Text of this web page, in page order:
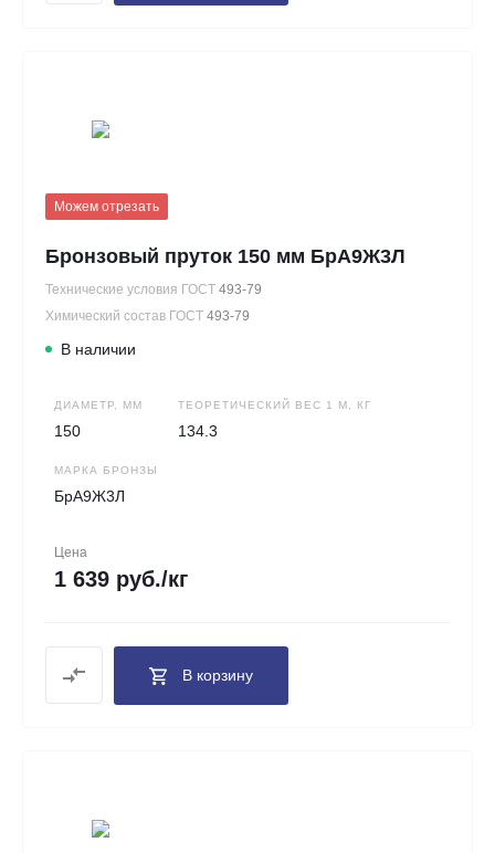
Можем отрезать
Бронзовый пруток 150 мм БрА9Ж3Л
Технические условия ГОСТ 493-79
Химический состав ГОСТ 493-79
В наличии
ДИАМЕТР, ММ
150
ТЕОРЕТИЧЕСКИЙ ВЕС 1 М, КГ
134.3
МАРКА БРОНЗЫ
БрА9Ж3Л
Цена
1 639 руб./кг
В корзину